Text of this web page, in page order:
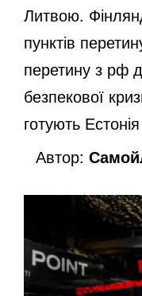
Литвою.
пунктів
перетину з рф
безпекової
готують
Автор: